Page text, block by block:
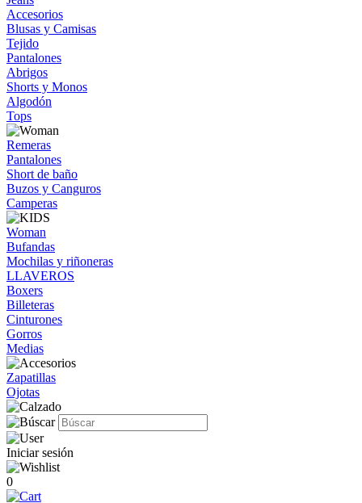
Accesorios
Blusas y Camisas
Tejido
Pantalones
Abrigos
Shorts y Monos
Algodón
Tops
Remeras
Pantalones
Short de baño
Buzos y Canguros
Camperas
Woman
Bufandas
Mochilas y riñoneras
LLAVEROS
Boxers
Billeteras
Cinturones
Gorros
Medias
Zapatillas
Ojotas
Iniciar sesión
0